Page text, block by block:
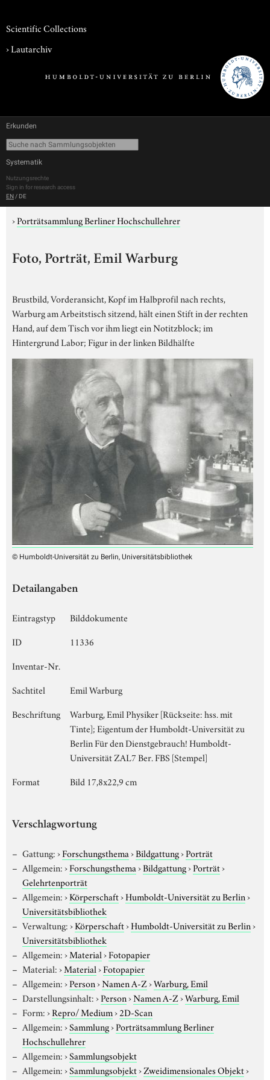
Scientific Collections
›Lautarchiv
Erkunden
Systematik
Nutzungsrechte
Sign in for research access
EN / DE
›Porträtsammlung Berliner Hochschullehrer
Foto, Porträt, Emil Warburg
Brustbild, Vorderansicht, Kopf im Halbprofil nach rechts,
Warburg am Arbeitstisch sitzend, hält einen Stift in der rechten
Hand, auf dem Tisch vor ihm liegt ein Notitzblock; im
Hintergrund Labor; Figur in der linken Bildhälfte
© Humboldt-Universität zu Berlin, Universitätsbibliothek
Detailangaben
Eintragstyp
Bilddokumente
ID
11336
Inventar-Nr.
Sachtitel
Emil Warburg
Beschriftung
Warburg, Emil Physiker [Rückseite: hss. mit
Tinte]; Eigentum der Humboldt-Universität zu
Berlin Für den Dienstgebrauch! Humboldt-
Universität ZAL7 Ber. FBS [Stempel]
Format
Bild 17,8x22,9 cm
Verschlagwortung
Gattung:›Forschungsthema›Bildgattung›Porträt
Allgemein:›Forschungsthema›Bildgattung›Porträt›
Gelehrtenporträt
Allgemein:›Körperschaft›Humboldt-Universität zu Berlin›
Universitätsbibliothek
Verwaltung:›Körperschaft›Humboldt-Universität zu Berlin›
Universitätsbibliothek
Allgemein:›Material›Fotopapier
Material:›Material›Fotopapier
Allgemein:›Person›Namen A-Z›Warburg, Emil
Darstellungsinhalt:›Person›Namen A-Z›Warburg, Emil
Form:›Repro/ Medium›2D-Scan
Allgemein:›Sammlung›Porträtsammlung Berliner
Hochschullehrer
Allgemein:›Sammlungsobjekt
Allgemein:›Sammlungsobjekt›Zweidimensionales Objekt›